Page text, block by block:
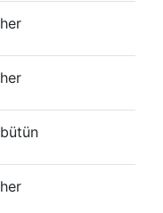
her
her
bütün
her